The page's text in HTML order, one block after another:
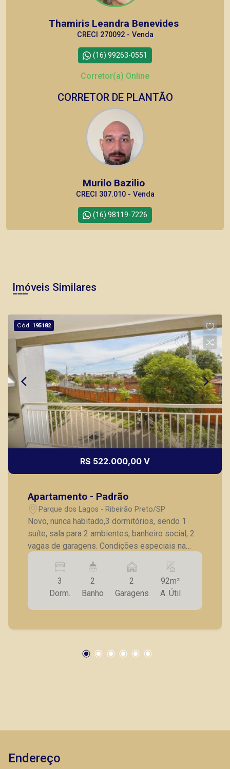
Thamiris Leandra Benevides
CRECI 270092 - Venda
(16) 99263-0551
Corretor(a) Online
CORRETOR DE PLANTÃO
Murilo Bazilio
CRECI 307.010 - Venda
(16) 98119-7226
Fátima Spadaro
CRECI 119074 - Venda
(16) 99105-3578
CORRETOR DE PLANTÃO
Fabiana Gonçalves
(16) 99799-9323
Corretor(a) Online
CORRETOR DE PLANTÃO
Bráulio Alvarez
(16) 99327-7979
Imóveis Similares
Cód. 195182
R$ 522.000,00 V
Apartamento - Padrão
Parque dos Lagos - Ribeirão Preto/SP
Novo, nunca habitado,3 dormitórios, sendo 1
suíte, sala para 2 ambientes, banheiro social, 2
vagas de garagens. Condições especiais na
tabela de setembro de 2021. Visite o decorado!
3
Dorm.
2
Banho
2
Garagens
92m²
A. Útil
Endereço